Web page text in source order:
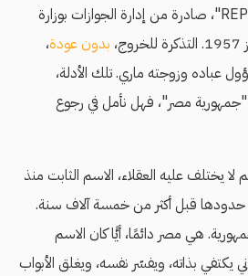
"REPUBLIQUE D'EGYPTE"، صادرة من إدارة الجوازات بوزارة
بدون عودة،
عباده وزوجته ماري. تلك الأدلة،
مصر"، فهل نأمل في رجوع
يختلف عليه العقلاء، الاسم الثابت منذ
حدودها قبل أكثر من خمسة آلاف سنة.
هي مصر دائمًا، أيًّا كان الاسم
يكتفي بذاته، ويفسّر نفسه، ويغلق الأبواب